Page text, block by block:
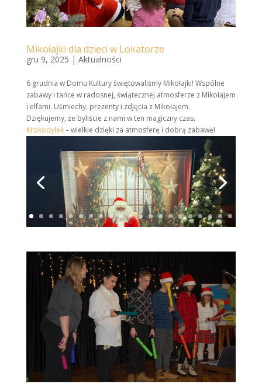
Mikołajki dla dzieci w Lokatorze
gru 9, 2025 | Aktualności
6 grudnia w Domu Kultury świętowaliśmy Mikołajki! Wspólne
zabawy i tańce w radosnej, świątecznej atmosferze z Mikołajem
i elfami. Uśmiechy, prezenty i zdjęcia z Mikołajem.
Dziękujemy, że byliście z nami w ten magiczny czas.
Krokodylek– wielkie dzięki za atmosferę i dobrą zabawę!